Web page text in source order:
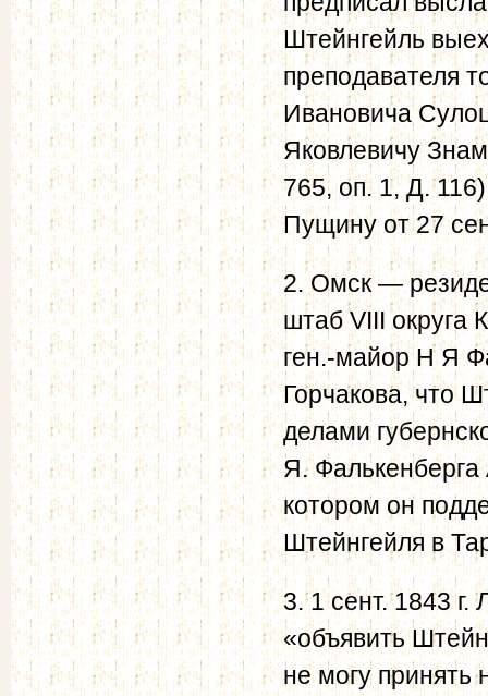
Штейнгейль
преподавателя
Ивановича
Яковлевичу
765, оп. 1, Д.
Пущину от 27
2. Омск —
штаб VIII округа
ген.-майор Н Я
Горчакова, что
делами
Я. Фалькенберга
котором он
Штейнгейля в
3. 1 сент. 1843
«объявить
не могу принять